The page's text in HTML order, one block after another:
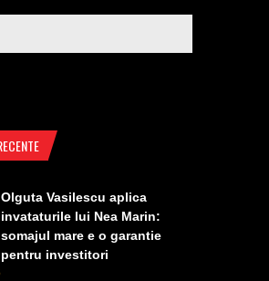
Olguta Vasilescu aplica
invataturile lui Nea Marin:
somajul mare e o garantie
pentru investitori